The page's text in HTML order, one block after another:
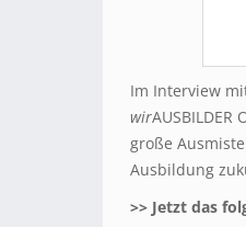
Im Interview
wir
große
Ausbildung
>> Jetzt das